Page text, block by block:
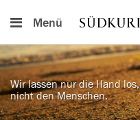
Menü
Wir lassen nur die Hand los,
nicht den Menschen.